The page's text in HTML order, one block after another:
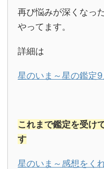
再び悩みが深くなっ
やってます。
詳細は
星のいま～星の鑑定
これまで鑑定を受け
す
星のいま～感想をく